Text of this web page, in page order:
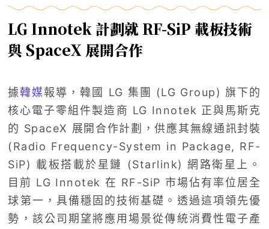
LG Innotek 計劃就 RF-SiP 載板技術
與 SpaceX 展開合作
據韓媒報導，韓國 LG 集團 (LG Group) 旗下的
核心電子零組件製造商 LG Innotek 正與馬斯克
的 SpaceX 展開合作計劃，供應其無線通訊封裝
(Radio Frequency-System in Package, RF-
SiP) 載板搭載於星鏈 (Starlink) 網路衛星上。
目前 LG Innotek 在 RF-SiP 市場佔有率位居全
球第一，具備穩固的技術基礎。透過這項領先優
勢，該公司期望將應用場景從傳統消費性電子產